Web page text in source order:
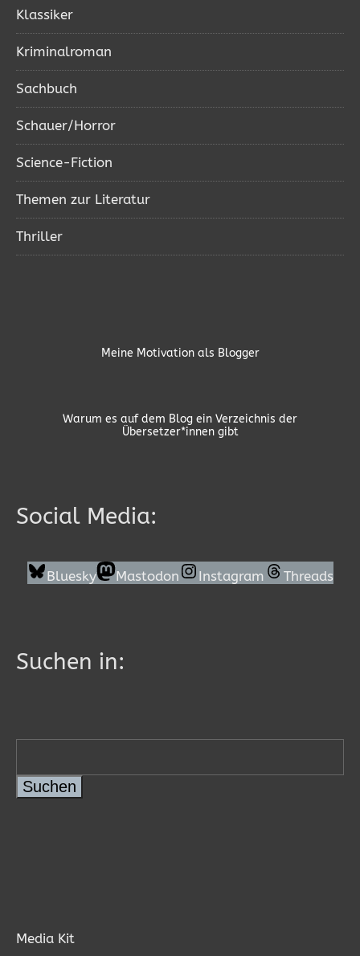
Klassiker
Kriminalroman
Sachbuch
Schauer/Horror
Science-Fiction
Themen zur Literatur
Thriller
Meine Motivation als Blogger
Warum es auf dem Blog ein Verzeichnis der
Übersetzer*innen gibt
Social Media:
Bluesky Mastodon Instagram Threads
Suchen in:
Suchen
Media Kit